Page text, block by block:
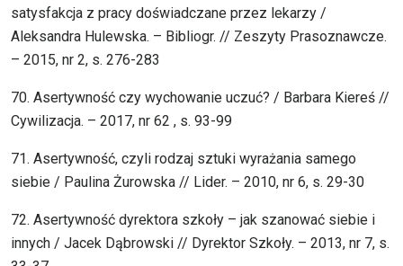
satysfakcja z pracy doświadczane przez lekarzy /
Aleksandra Hulewska. – Bibliogr. // Zeszyty Prasoznawcze.
– 2015, nr 2, s. 276-283
70. Asertywność czy wychowanie uczuć? / Barbara Kiereś //
Cywilizacja. – 2017, nr 62 , s. 93-99
71. Asertywność, czyli rodzaj sztuki wyrażania samego
siebie / Paulina Żurowska // Lider. – 2010, nr 6, s. 29-30
72. Asertywność dyrektora szkoły – jak szanować siebie i
innych / Jacek Dąbrowski // Dyrektor Szkoły. – 2013, nr 7, s.